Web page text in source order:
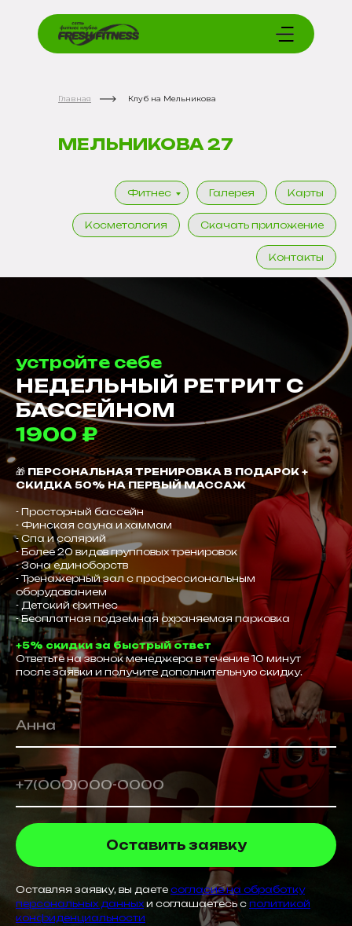
МЕЛЬНИКОВА 27
Главная Клуб на Мельникова
Фитнес Галерея Карты
Косметология Скачать приложение
Контакты
устройте себе
НЕДЕЛЬНЫЙ РЕТРИТ С
БАССЕЙНОМ
1900 ₽
🎁 ПЕРСОНАЛЬНАЯ ТРЕНИРОВКА В ПОДАРОК +
СКИДКА 50% НА ПЕРВЫЙ МАССАЖ
- Просторный бассейн
- Финская сауна и хаммам
- Спа и солярий
- Более 20 видов групповых тренировок
- Зона единоборств
- Тренажерный зал с профессиональным
оборудованием
- Детский фитнес
- Бесплатная подземная охраняемая парковка
+5% скидки за быстрый ответ
Ответьте на звонок менеджера в течение 10 минут
после заявки и получите дополнительную скидку.
Оставить заявку
Оставляя заявку, вы даете согласие на обработку
персональных данных и соглашаетесь с политикой
конфиденциальности